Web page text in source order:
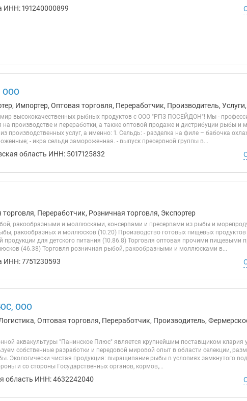
ИНН: 191240000899
ООО
Импортер, Оптовая торговля, Переработчик, Производитель,
высококачественных рыбных продуктов с ООО "РПЗ ПОСЕЙДОН"! Мы -
производстве и переработки, а также оптовой продаже и дистрибуции рыбы и
производственных услуг, а именно: 1. Сельдь: - разделка на филе – бабочка
- икра сельди замороженная. - выпуск пресервной группы в...
область ИНН: 5017125832
Переработчик, Розничная торговля, Экспортер
ракообразными и моллюсками, консервами и пресервами из рыбы и
ракообразных и моллюсков (10.20) Производство готовых пищевых
продукции для детского питания (10.86.8) Торговля оптовая прочими пищевыми
(46.38) Торговля розничная рыбой, ракообразными и моллюсками в...
ИНН: 7751230593
ООО
Оптовая торговля, Переработчик, Производитель,
аквакультуры "Панинское Плюс" является крупнейшим поставщиком клария
собственные разработки и передовой мировой опыт в области селекции,
Экологически чистая продукция: выращивание рыбы в условиях замкнутого
и со стороны Государственных органов, кормов,...
область ИНН: 4632242040